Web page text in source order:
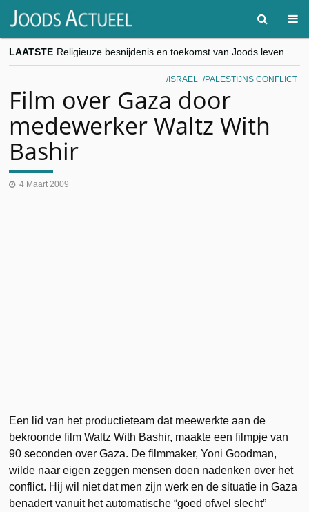
LAATSTE
“Besnijdenisdebat toont hoe moeilijk seculiere Westen minderheden begrijpt”, Jinnih Beels (Vooruit)
CITYTRIP | ROEMENIË – Boekarest: de verrassing van Oost-Europa
ISRAËL PALESTIJNS CONFLICT
Film over Gaza door
medewerker Waltz With
Bashir
4 Maart 2009
Een lid van het productieteam dat meewerkte aan de
bekroonde film Waltz With Bashir, maakte een filmpje van
90 seconden over Gaza. De filmmaker, Yoni Goodman,
wilde naar eigen zeggen mensen doen nadenken over het
conflict. Hij wil niet dat men zijn werk en de situatie in Gaza
benadert vanuit het automatische “goed ofwel slecht”